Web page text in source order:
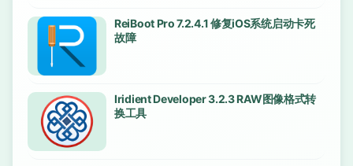
ReiBoot Pro 7.2.4.1 修复iOS系统启动卡死
故障
Iridient Developer 3.2.3 RAW图像格式转
换工具